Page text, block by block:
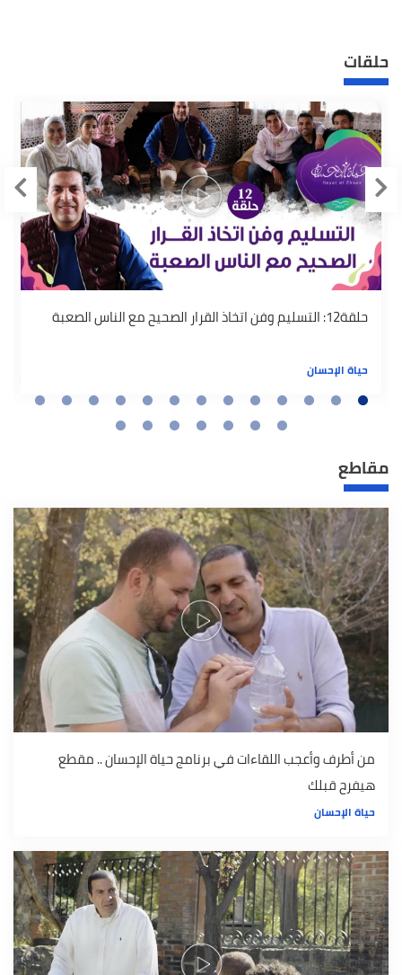
حلقات
حلقة12: التسليم وفن اتخاذ القرار الصحيح مع الناس الصعبة
حياة الإحسان
مقاطع
من أطرف وأعجب اللقاءات في برنامج حياة الإحسان .. مقطع
هيفرح قبلك
حياة الإحسان